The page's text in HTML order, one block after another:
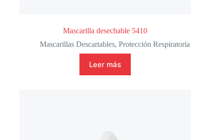
Mascarilla desechable 5410
Mascarillas Descartables,Protección Respiratoria
Leer más